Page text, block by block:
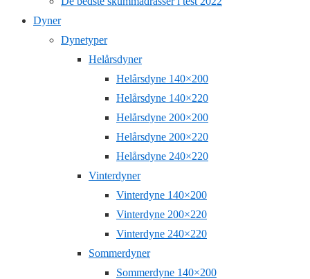
Dyner
Dynetyper
Helårsdyner
Helårsdyne 140×200
Helårsdyne 140×220
Helårsdyne 200×200
Helårsdyne 200×220
Helårsdyne 240×220
Vinterdyner
Vinterdyne 140×200
Vinterdyne 200×220
Vinterdyne 240×220
Sommerdyner
Sommerdyne 140×200